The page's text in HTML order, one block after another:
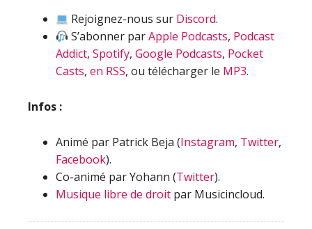
Rejoignez-nous sur Discord.
S’abonner parApple Podcasts, Podcast
Addict, Spotify, Google Podcasts, Pocket
Casts, en RSS, ou télécharger le MP3.
Infos :
Animé par Patrick Beja (Instagram, Twitter,
Facebook).
Co-animé par Yohann (Twitter).
Musique libre de droit par Musicincloud.